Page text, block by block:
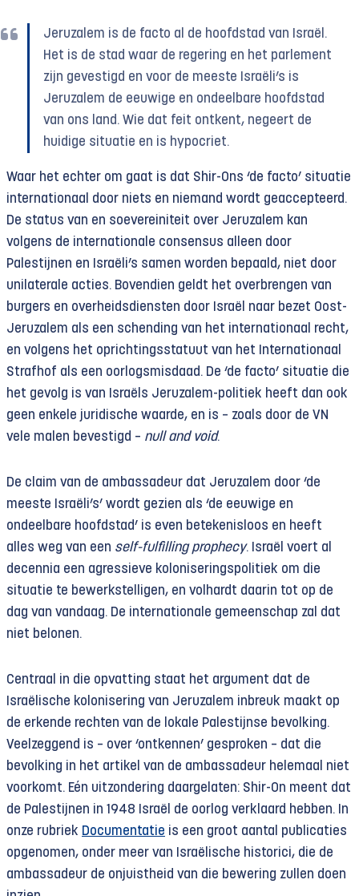
Jeruzalem is de facto al de hoofdstad van Israël.
Het is de stad waar de regering en het parlement
zijn gevestigd en voor de meeste Israëli’s is
Jeruzalem de eeuwige en ondeelbare hoofdstad
van ons land. Wie dat feit ontkent, negeert de
huidige situatie en is hypocriet.
Waar het echter om gaat is dat Shir-Ons ‘de facto’ situatie
internationaal door niets en niemand wordt geaccepteerd.
De status van en soevereiniteit over Jeruzalem kan
volgens de internationale consensus alleen door
Palestijnen en Israëli’s samen worden bepaald, niet door
unilaterale acties. Bovendien geldt het overbrengen van
burgers en overheidsdiensten door Israël naar bezet Oost-
Jeruzalem als een schending van het internationaal recht,
en volgens het oprichtingsstatuut van het Internationaal
Strafhof als een oorlogsmisdaad. De ‘de facto’ situatie die
het gevolg is van Israëls Jeruzalem-politiek heeft dan ook
geen enkele juridische waarde, en is – zoals door de VN
vele malen bevestigd – null and void.
De claim van de ambassadeur dat Jeruzalem door ‘de
meeste Israëli’s’ wordt gezien als ‘de eeuwige en
ondeelbare hoofdstad’ is even betekenisloos en heeft
alles weg van een self-fulfilling prophecy. Israël voert al
decennia een agressieve koloniseringspolitiek om die
situatie te bewerkstelligen, en volhardt daarin tot op de
dag van vandaag. De internationale gemeenschap zal dat
niet belonen.
Centraal in die opvatting staat het argument dat de
Israëlische kolonisering van Jeruzalem inbreuk maakt op
de erkende rechten van de lokale Palestijnse bevolking.
Veelzeggend is – over ‘ontkennen’ gesproken – dat die
bevolking in het artikel van de ambassadeur helemaal niet
voorkomt. Eén uitzondering daargelaten: Shir-On meent dat
de Palestijnen in 1948 Israël de oorlog verklaard hebben. In
onze rubriek Documentatie is een groot aantal publicaties
opgenomen, onder meer van Israëlische historici, die de
ambassadeur de onjuistheid van die bewering zullen doen